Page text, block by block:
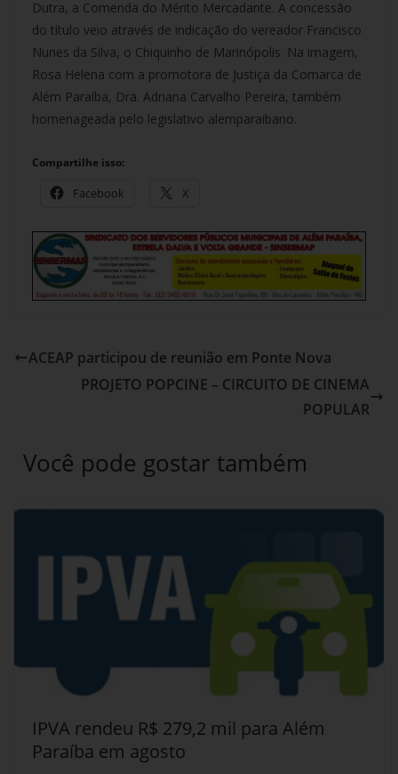
Dutra, a Comenda do Mérito Mercadante. A concessão
do título veio através de indicação do vereador Francisco
Nunes da Silva, o Chiquinho de Marinópolis. Na imagem,
Rosa Helena com a promotora de Justiça da Comarca de
Além Paraíba, Dra. Adriana Carvalho Pereira, também
homenageada pelo legislativo alemparaibano.
Compartilhe isso:
Facebook X
ACEAP participou de reunião em Ponte Nova
PROJETO POPCINE – CIRCUITO DE CINEMA
POPULAR
Você pode gostar também
IPVA rendeu R$ 279,2 mil para Além
Paraíba em agosto